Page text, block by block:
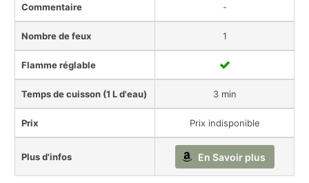
Commentaire -
Nombre de feux 1
Flamme réglable
Temps de cuisson (1 L d'eau) 3 min
Prix Prix indisponible
Plus d'infos En Savoir plus